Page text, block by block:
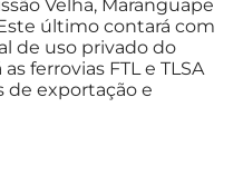
Velha, Maranguape
último contará com
de uso privado do
ferrovias FTL e TLSA
de exportação e